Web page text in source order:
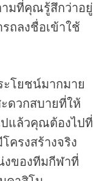
ามที่คุณรู้สึกว่าอยู่
ถลงชื่อเข้าใช้
โยชน์มากมาย
ดวกสบายที่ให้
แล้วคุณต้องไปที่
ครงสร้างจริง
งของทีมกีฬาที่